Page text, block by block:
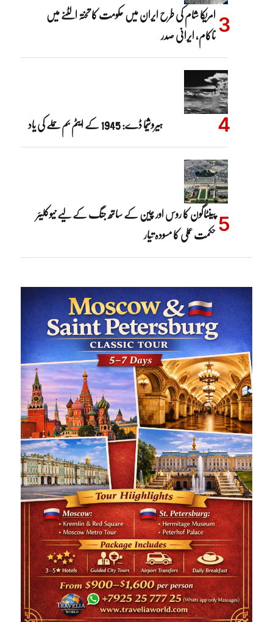
امریکا شام کی طرح ایران میں حکومت کا تختہ الٹنے میں
ناکام، ایرانی صدر
ہیروشیما ڈے: 1945 کے ایٹم بم حملے کی یاد
پینٹاگون کا روس اور چین کے ساتھ جنگ کے لیے نیوکلیئر
حکمت عملی کا مسودہ تیار